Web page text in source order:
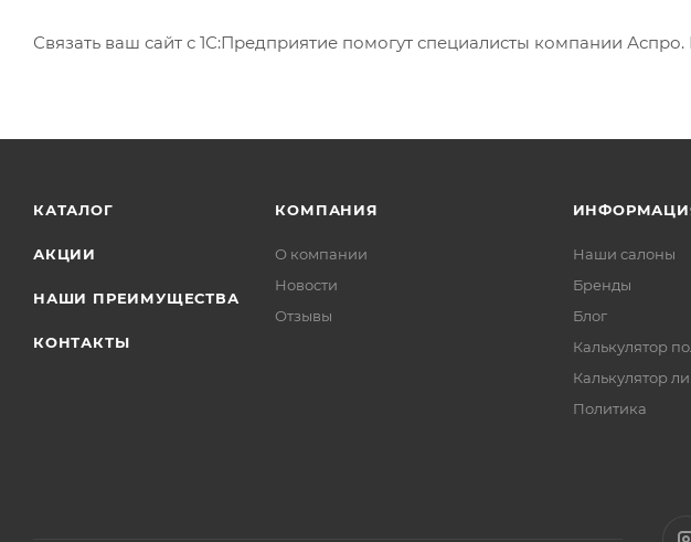
Связать ваш сайт с 1С:Предприятие помогут специалисты компании
КАТАЛОГ
АКЦИИ
НАШИ ПРЕИМУЩЕСТВА
КОНТАКТЫ
КОМПАНИЯ
О компании
Новости
Отзывы
Наши салоны
Бренды
Блог
Калькулятор
Калькулятор
Политика